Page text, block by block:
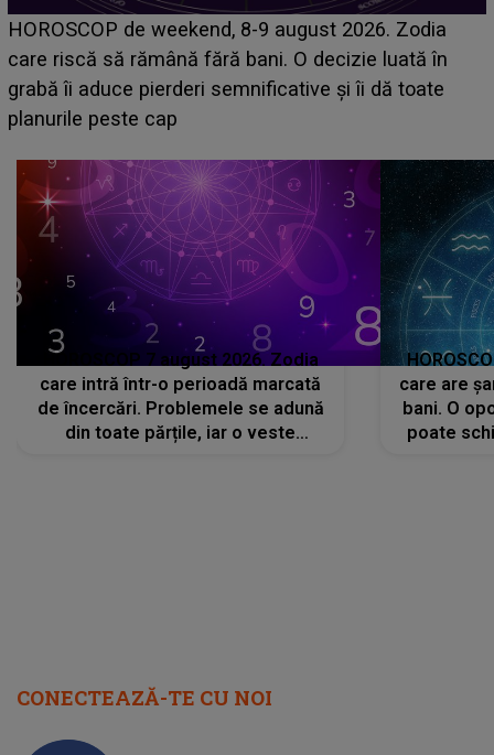
Emanuel a ținut ACEST DETALIU ASCUNS până
acum! În fața Alexandrei, concurentul din Casa Iubirii
face o MĂRTURISIRE NEAȘTEPTATĂ despre mama
sa: "I-am spus și ei în față, eu nu te iubesc pentru
HOROSCOP 7 august 2026. Zodia
care intră într-o perioadă marcată
de încercări. Problemele se adună
din toate părțile, iar o veste
care are
bani. O
poate
CONECTEAZĂ-TE CU NOI